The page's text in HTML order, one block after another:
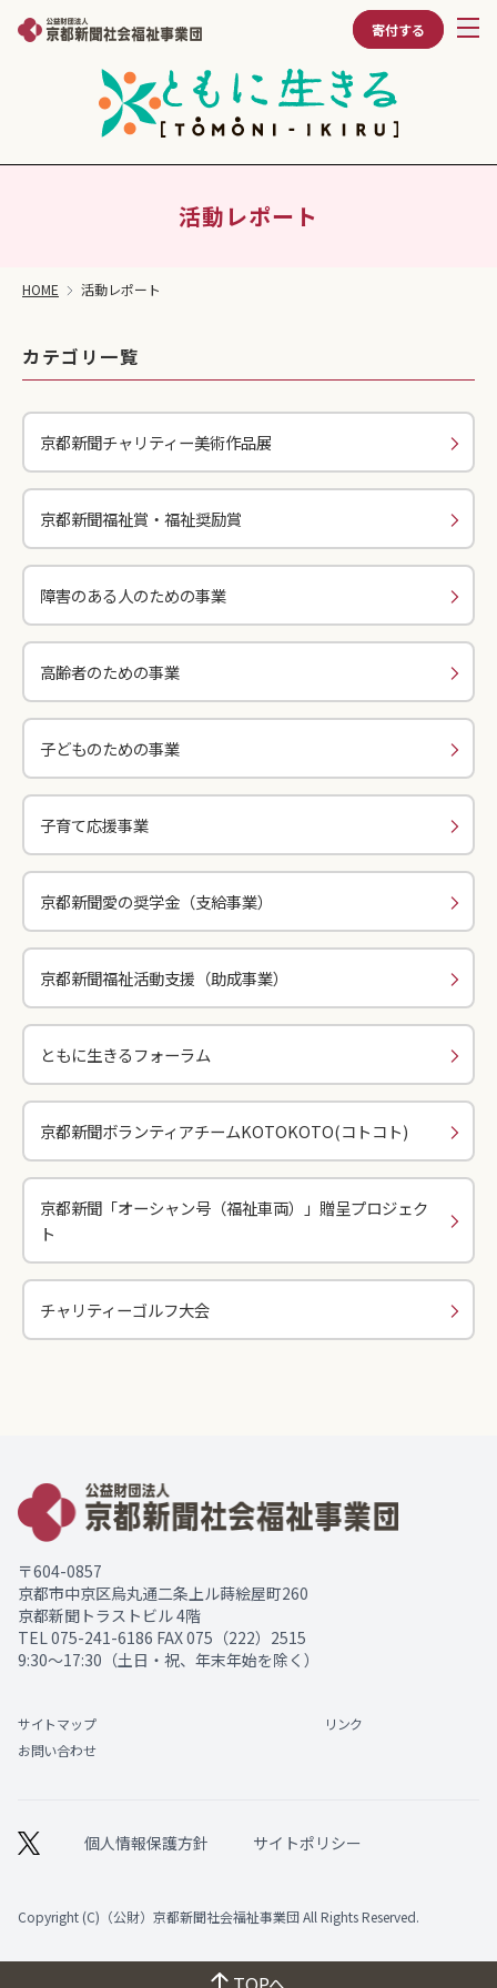
寄付する
活動レポート
HOME 活動レポート
カテゴリ一覧
京都新聞チャリティー美術作品展
京都新聞福祉賞・福祉奨励賞
障害のある人のための事業
高齢者のための事業
子どものための事業
子育て応援事業
京都新聞愛の奨学金（支給事業）
京都新聞福祉活動支援（助成事業）
ともに生きるフォーラム
京都新聞ボランティアチームKOTOKOTO(コトコト)
京都新聞「オーシャン号（福祉車両）」贈呈プロジェク
ト
チャリティーゴルフ大会
〒604-0857
京都市中京区烏丸通二条上ル蒔絵屋町260
京都新聞トラストビル 4階
TEL 075-241-6186 FAX 075（222）2515
9:30～17:30（土日・祝、年末年始を除く）
サイトマップ
リンク
お問い合わせ
個人情報保護方針 サイトポリシー
Copyright (C)（公財）京都新聞社会福祉事業団 All Rights Reserved.